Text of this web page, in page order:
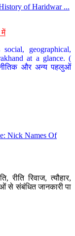
of Haridwar ...
में
geographical,
at a glance. (
और अन्य पहलुओं
Nick Names Of
रिवाज, त्यौहार,
से संबंधित जानकारी पा